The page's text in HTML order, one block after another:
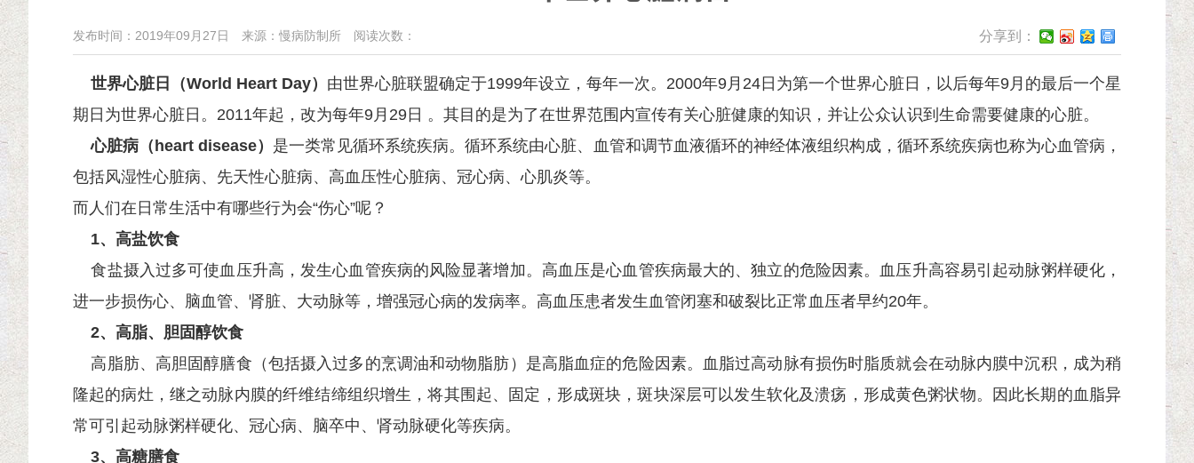
发布时间：2019年09月27日 来源：慢病防制所 阅读次数： 分享到：
世界心脏日（World Heart Day） 由世界心脏联盟确定于1999年设立，每年一次。2000年9月24日为第一个世界心脏日，以后每年9月的最后一个星
期日为世界心脏日。2011年起，改为每年9月29日 。其目的是为了在世界范围内宣传有关心脏健康的知识，并让公众认识到生命需要健康的心脏。
心脏病（heart disease） 是一类常见循环系统疾病。循环系统由心脏、血管和调节血液循环的神经体液组织构成，循环系统疾病也称为心血管病，
包括风湿性心脏病、先天性心脏病、高血压性心脏病、冠心病、心肌炎等。
而人们在日常生活中有哪些行为会“伤心”呢？
1、 高盐饮食
食盐摄入过多可使血压升高，发生心血管疾病的风险显著增加。高血压是心血管疾病最大的、独立的危险因素。血压升高容易引起动脉粥样硬化，
进一步损伤心、脑血管、肾脏、大动脉等，增强冠心病的发病率。高血压患者发生血管闭塞和破裂比正常血压者早约20年。
2、 高脂、胆固醇饮食
高脂肪、高胆固醇膳食（包括摄入过多的烹调油和动物脂肪）是高脂血症的危险因素。血脂过高动脉有损伤时脂质就会在动脉内膜中沉积，成为稍
隆起的病灶，继之动脉内膜的纤维结缔组织增生，将其围起、固定，形成斑块，斑块深层可以发生软化及溃疡，形成黄色粥状物。因此长期的血脂异
常可引起动脉粥样硬化、冠心病、脑卒中、肾动脉硬化等疾病。
3、 高糖膳食